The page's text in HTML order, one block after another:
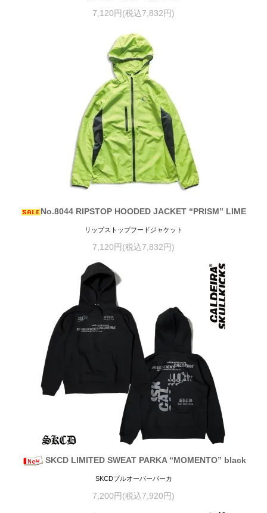
7,120円(税込7,832円)
No.8044 RIPSTOP HOODED JACKET “PRISM” LIME
リップストップフードジャケット
7,120円(税込7,832円)
SKCD LIMITED SWEAT PARKA “MOMENTO” black
SKCDプルオーバーパーカ
7,200円(税込7,920円)